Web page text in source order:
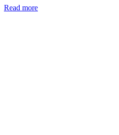
Read more